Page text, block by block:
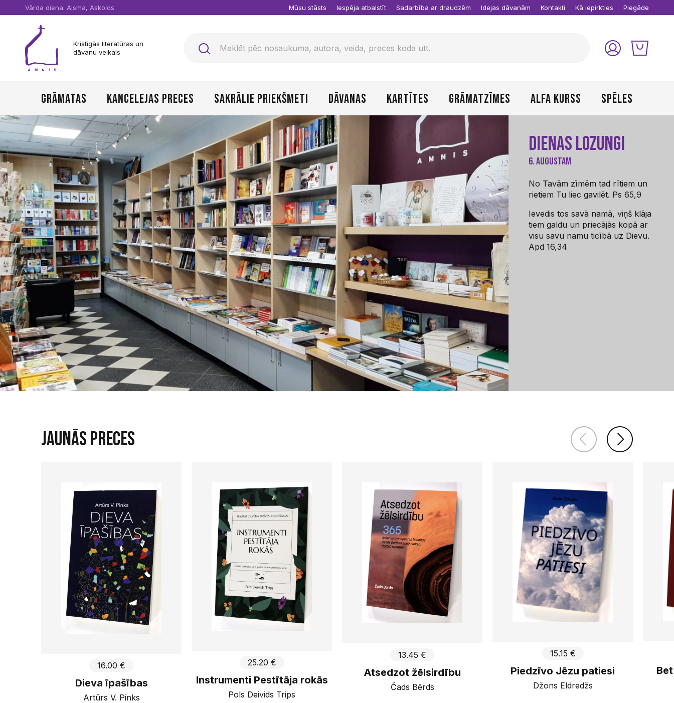
Kristīgās literatūras un
dāvanu veikals
Grāmatas Kancelejas preces Sakrālie priekšmeti Dāvanas Kartītes Grāmatzīmes Alfa kurss Spēles
Vārda diena: Aisma, Askolds Mūsu stāsts Iespēja atbalstīt Sadarbība ar draudzēm Idejas dāvanām Kontakti Kā iepirkties Piegāde
Dienas lozungi
6. Augustam
No Tavām zīmēm tad rītiem un
rietiem Tu liec gavilēt. Ps 65,9
Ievedis tos savā namā, viņš klāja
tiem galdu un priecājās kopā ar
visu savu namu ticībā uz Dievu.
Apd 16,34
Jaunās preces
16.00 €
Dieva īpašības
Artūrs V. Pinks
25.20 €
Instrumenti Pestītāja rokās
Pols Deivids Trips
13.45 €
Atsedzot žēlsirdību
Čads Bērds
15.15 €
Piedzīvo Jēzu patiesi
Džons Eldredžs